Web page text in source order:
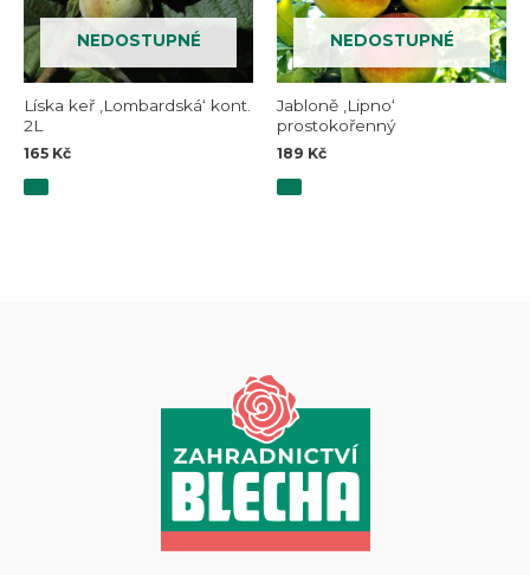
NEDOSTUPNÉ
Líska keř ‚Lombardská‘ kont.
2L
165 Kč
NEDOSTUPNÉ
Jabloně ‚Lipno‘
prostokořenný
189 Kč